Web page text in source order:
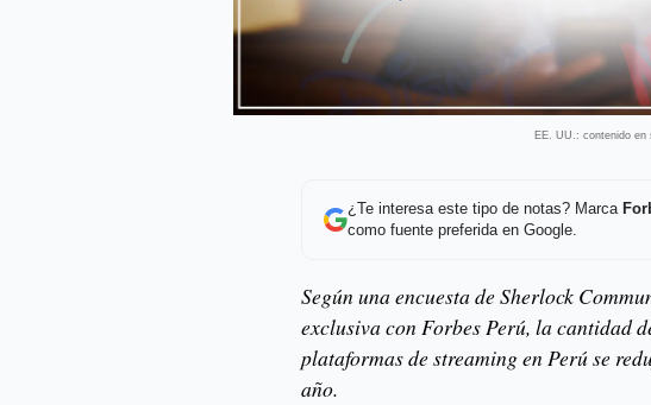
EE. UU.: contenido en
¿Te interesa este tipo de notas? Marca
como fuente preferida en Google.
Según una encuesta de Sherlock
exclusiva con Forbes Perú, la cantidad
plataformas de streaming en Perú se
año.